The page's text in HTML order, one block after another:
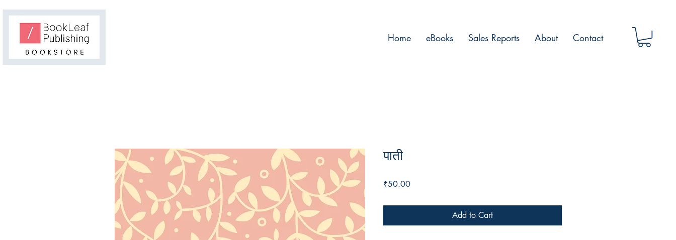
Home eBooks Sales Reports About Contact
पाती
₹50.00Price
Add to Cart